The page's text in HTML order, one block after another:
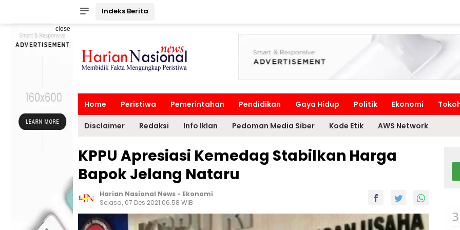
Indeks Berita
close
Home Peristiwa Pemerintahan Pendidikan Gaya Hidup Politik Ekonomi
Disclaimer Redaksi Info Iklan Pedoman Media Siber Kode Etik AWS Network
KPPU Apresiasi Kemedag Stabilkan Harga
Bapok Jelang Nataru
Harian Nasional News - Ekonomi
Selasa, 07 Des 2021 06:58 WIB